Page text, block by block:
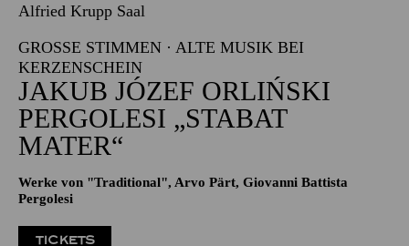
07.12.2026
19:00 - 21:00
Alfried Krupp Saal
GROSSE STIMMEN · ALTE MUSIK BEI K
ERZENSCHEIN
JAKUB JÓZEF ORLIŃSKI
PERGOLESI „STABAT
MATER“
Werke von "Traditional", Arvo Pärt, Giovanni Battista